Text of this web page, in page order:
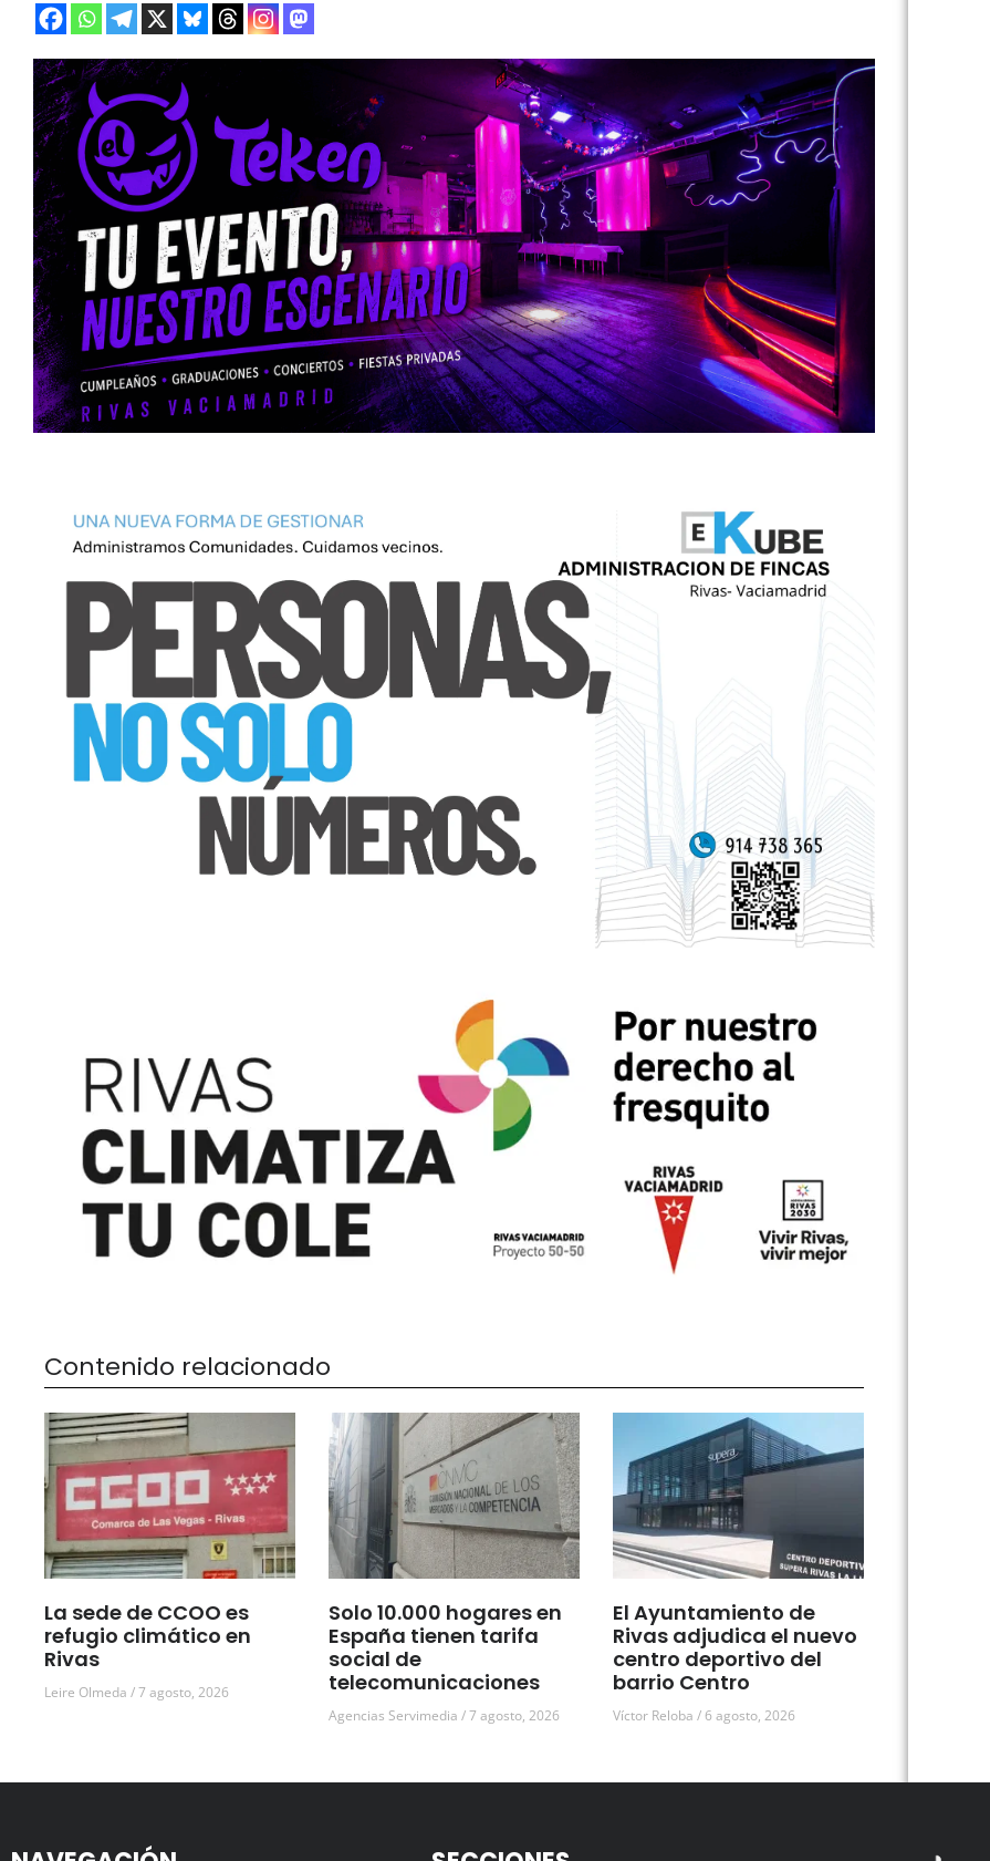
Contenido relacionado
La sede de CCOO es
refugio climático en
Rivas
Leire Olmeda 7 agosto, 2026
Solo 10.000 hogares en
España tienen tarifa
social de
telecomunicaciones
Agencias Servimedia 7 agosto, 2026
El Ayuntamiento de
Rivas adjudica el nuevo
centro deportivo del
barrio Centro
Víctor Reloba 6 agosto, 2026